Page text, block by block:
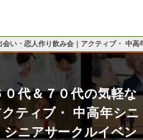
い・恋人作り飲み会｜アクティブ・ 中高
代＆７０代の気軽な
ティブ・ 中高年シニ
ニアサークルイベン